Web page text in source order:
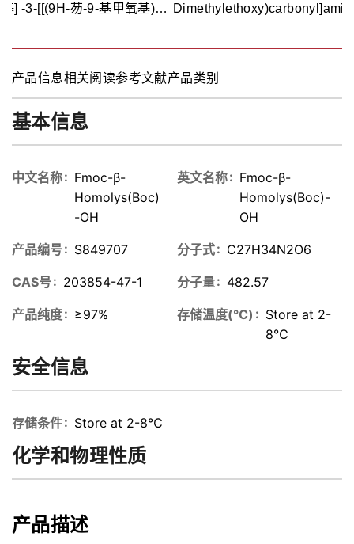
] -3-[[(9H-芴-9-基甲氧基)羰
产品信息相关阅读参考文献产品类别
基本信息
中文名称
Fmoc-β-
Homolys(Boc)
-OH
英文名称
Fmoc-β-
Homolys(Boc)-
OH
产品编号 S849707 分子式 C27H34N2O6
CAS号 203854-47-1 分子量 482.57
产品纯度 ≥97% 存储温度(℃)
Store at 2-
8℃
安全信息
存储条件 Store at 2-8℃
化学和物理性质
产品描述